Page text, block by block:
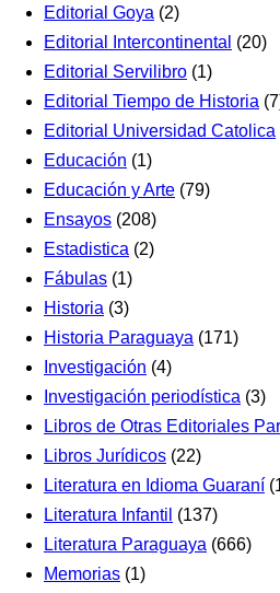
Editorial Goya (2)
Editorial Intercontinental (20)
Editorial Servilibro (1)
Editorial Tiempo de Historia
Editorial Universidad Catolica
Educación (1)
Educación y Arte (79)
Ensayos (208)
Estadistica (2)
Fábulas (1)
Historia (3)
Historia Paraguaya (171)
Investigación (4)
Investigación periodística (3)
Libros de Otras Editoriales
Libros Jurídicos (22)
Literatura en Idioma Guaraní
Literatura Infantil (137)
Literatura Paraguaya (666)
Memorias (1)